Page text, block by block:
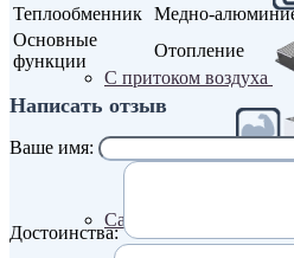
С притоком воздуха
Самые мощные
Теплообменник Медно-
Основные
функции
Отопление
Написать отзыв
Ваше имя:
Достоинства: